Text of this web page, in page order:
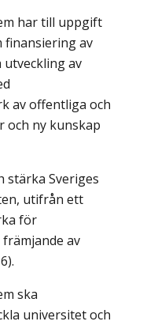
har till uppgift
finansiering av
av
av offentliga och
och ny kunskap
stärka Sveriges
utifrån ett
för
av
ska
universitet och